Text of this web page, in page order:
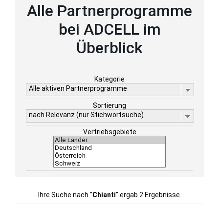
Alle Partnerprogramme
bei ADCELL im
Überblick
Kategorie
Alle aktiven Partnerprogramme
Sortierung
nach Relevanz (nur Stichwortsuche)
Vertriebsgebiete
Ihre Suche nach "Chianti" ergab 2 Ergebnisse.